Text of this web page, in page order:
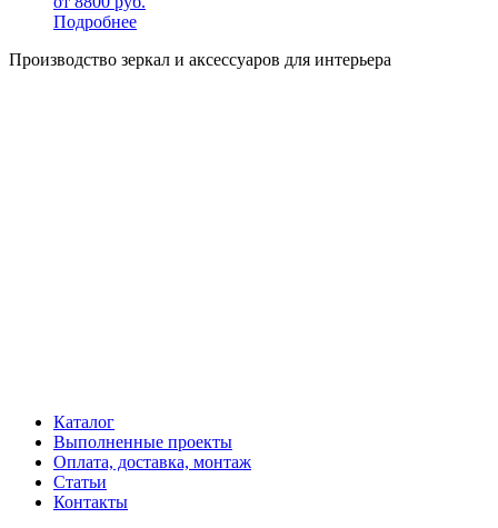
Подробнее
Производство зеркал и аксессуаров для интерьера
Каталог
Выполненные проекты
Оплата, доставка, монтаж
Статьи
Контакты